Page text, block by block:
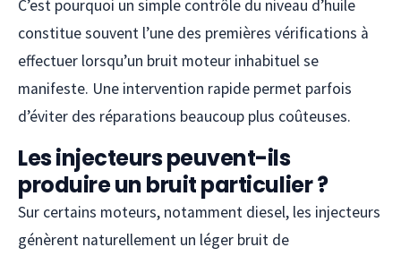
C’est pourquoi un simple contrôle du niveau d’huile
constitue souvent l’une des premières vérifications à
effectuer lorsqu’un bruit moteur inhabituel se
manifeste. Une intervention rapide permet parfois
d’éviter des réparations beaucoup plus coûteuses.
Les injecteurs peuvent-ils
produire un bruit particulier ?
Sur certains moteurs, notamment diesel, les injecteurs
génèrent naturellement un léger bruit de